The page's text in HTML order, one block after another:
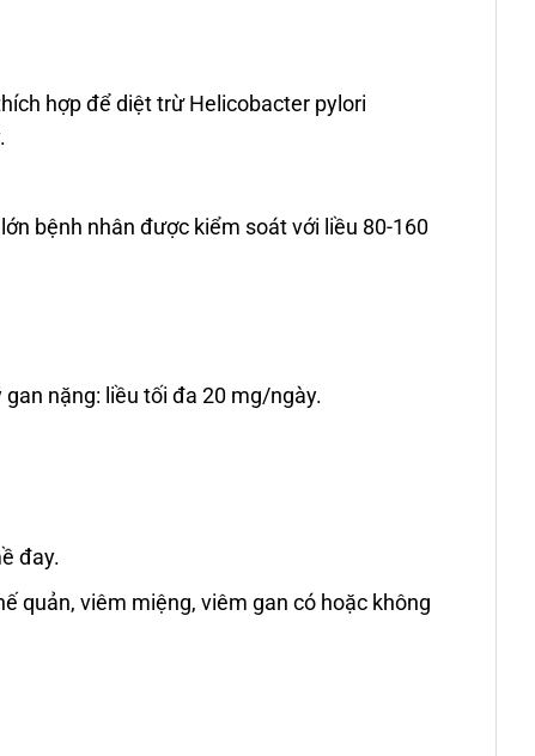
hợp để diệt trừ Helicobacter pylori
bệnh nhân được kiểm soát với liều 80-160
nặng: liều tối đa 20 mg/ngày.
đay.
quản, viêm miệng, viêm gan có hoặc không